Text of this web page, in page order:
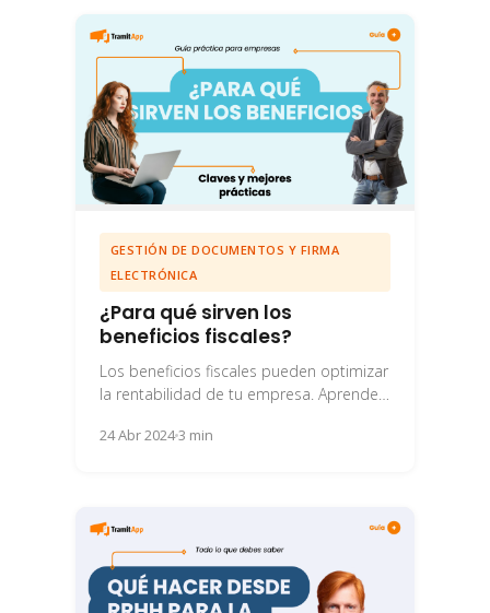
GESTIÓN DE DOCUMENTOS Y FIRMA
ELECTRÓNICA
¿Para qué sirven los
beneficios fiscales?
Los beneficios fiscales pueden optimizar
la rentabilidad de tu empresa. Aprende
fiscal.
24 Abr 20243 min